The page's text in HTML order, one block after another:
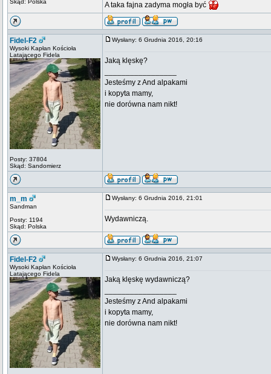
Skąd: Polska
A taka fajna zadyma mogła być
Fidel-F2
Wysoki Kapłan Kościoła
Latającego Fidela
Posty: 37804
Skąd: Sandomierz
Wysłany: 6 Grudnia 2016, 20:16
Jaką klęskę?
Jesteśmy z And alpakami
i kopyta mamy,
nie dorówna nam nikt!
m_m
Sandman
Posty: 1194
Skąd: Polska
Wysłany: 6 Grudnia 2016, 21:01
Wydawniczą.
Fidel-F2
Wysoki Kapłan Kościoła
Latającego Fidela
Wysłany: 6 Grudnia 2016, 21:07
Jaką klęskę wydawniczą?
Jesteśmy z And alpakami
i kopyta mamy,
nie dorówna nam nikt!